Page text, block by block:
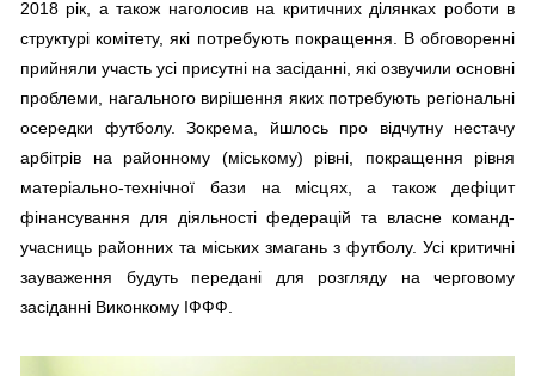
2018 рік, а також наголосив на критичних ділянках роботи в
структурі комітету, які потребують покращення. В обговоренні
прийняли участь усі присутні на засіданні, які озвучили основні
проблеми, нагального вирішення яких потребують регіональні
осередки футболу. Зокрема, йшлось про відчутну нестачу
арбітрів на районному (міському) рівні, покращення рівня
матеріально-технічної бази на місцях, а також дефіцит
фінансування для діяльності федерацій та власне команд-
учасниць районних та міських змагань з футболу. Усі критичні
зауваження будуть передані для розгляду на черговому
засіданні Виконкому ІФФФ.